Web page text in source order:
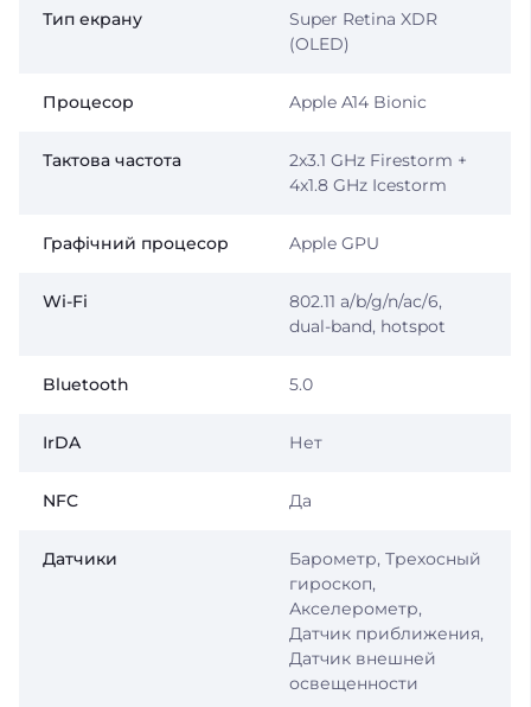
Тип екрану
Super Retina XDR
(OLED)
Процесор Apple A14 Bionic
Тактова частота
2x3.1 GHz Firestorm +
4x1.8 GHz Icestorm
Графічний процесор Apple GPU
Wi-Fi
802.11 a/b/g/n/ac/6,
dual-band, hotspot
Bluetooth 5.0
IrDA Нет
NFC Да
Датчики
Барометр, Трехосный
гироскоп,
Акселерометр,
Датчик приближения,
Датчик внешней
освещенности